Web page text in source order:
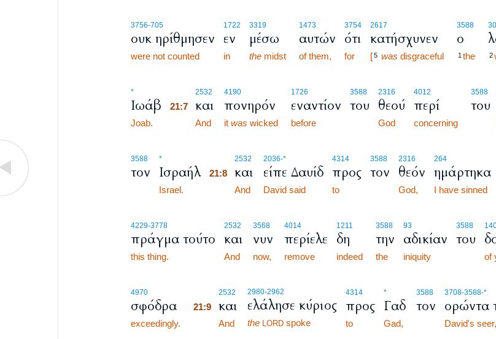
3756-705
ουκ ηρίθμησεν
were not counted
1722
εν
in
3319
μέσω
themidst
1473
αυτών
of them,
3754
ότι
for
2617
κατήσχυνεν
[ 5 was disgraceful
3588
ο
1 the 2
*
Ιωάβ
Joab.
2532
21:7 και
And
4190
πονηρόν
it was wicked
1726
εναντίον
before
3588
του
2316
θεού
God
4012
περί
concerning
3588
του
3588
τον
*
Ισραήλ
Israel.
2532
21:8 και
And
2036-*
είπε Δαυίδ
David said
4314
προς
to
3588
τον
2316
θεόν
God,
264
ημάρτηκα
I have sinned
4229-3778
πράγμα τούτο
this thing.
2532
και
And
3568
νυν
now,
4014
περίελε
remove
1211
δη
indeed
3588
την
the
93
αδικίαν
iniquity
3588
του
of
4970
σφόδρα
exceedingly.
2532
21:9 και
And
2980-2962
ελάλησε κύριος
the LORDspoke
4314
προς
to
*
Γαδ
Gad,
3588
τον
3708-3588-*
ορώντα
David's seer,